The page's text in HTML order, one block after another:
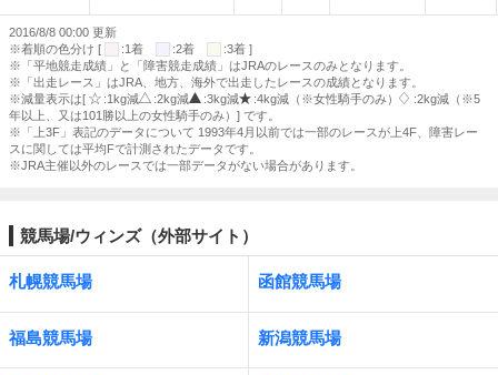
2016/8/8 00:00 更新
※着順の色分け [
:1着 :2着
:3着 ]
※「平地競走成績」と「障害競走成績」はJRAのレースのみとなります。
※「出走レース」はJRA、地方、海外で出走したレースの成績となります。
※減量表示は[
:1kg減 :2kg減 :3kg減 :4kg減（※女性騎手のみ）
:2kg減（※5
年以上、又は101勝以上の女性騎手のみ）] です。
※「上3F」表記のデータについて 1993年4月以前では一部のレースが上4F、障害レー
スに関しては平均Fで計測されたデータです。
※JRA主催以外のレースでは一部データがない場合があります。
競馬場/ウィンズ（外部サイト）
札幌競馬場 函館競馬場
福島競馬場 新潟競馬場